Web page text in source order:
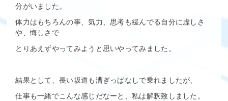
分がいました。
体力はもちろんの事、気力、思考も緩んでる自分に虚しさ
や、悔しさで
とりあえずやってみようと思いやってみました。
結果として、長い坂道も漕ぎっぱなしで乗れましたが、
仕事も一緒でこんな感じだなーと、私は解釈致しました。